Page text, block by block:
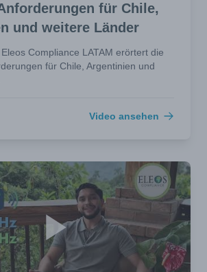
für Chile,
und weitere Länder
Compliance LATAM erörtert die
für Chile, Argentinien und
Video ansehen